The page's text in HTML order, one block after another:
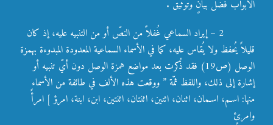
الأبواب فضلُ بيانٍ وتوثيق .
2 – إيراد السماعي غُفلاً من النصّ أو من التنبيه عليه، إذ كان
قليلاً يُحفظ ولا يُقاس عليه، كما في الأسماء السماعية المعدودة المبدوءة بهمزة
الوصل (ص19) فقد ذُكرت بعد مواضع همزة الوصل دون أيّ تنبيه أو
إشارة إلى ذلك، واللفظ ثمّة ” ووقعت هذه الألف في طائفة من الأسماء
منها: اسـم، اسـمان، اثنان، اثنين، اثنتان، اثنتين، ابن، ابنة، امرؤ ] امرأً
وامرئٍ